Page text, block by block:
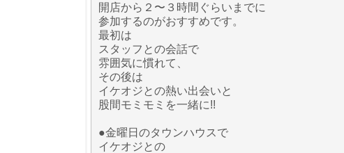
開店から２〜３時間ぐらいまでに
参加するのがおすすめです。
最初は
スタッフとの会話で
雰囲気に慣れて、
その後は
イケオジとの熱い出会いと
股間モミモミを一緒に!!
●金曜日のタウンハウスで
イケオジとの